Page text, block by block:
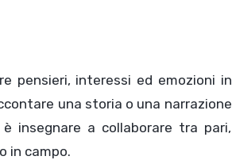
pensieri, interessi ed emozioni in
una storia o una narrazione
insegnare a collaborare tra pari,
in campo.